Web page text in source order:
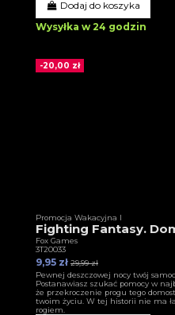
Dodaj do koszyka
Wysyłka w 24 godzin
-20,00 zł
Promocja Wakacyjna I
Fighting Fantasy.
Fox Games
3T20033
9,95 zł 29,99 zł
Pewnej deszczowej nocy twój
Postanawiasz szukać pomocy w
że przekroczenie progu tego
twoim życiu. W tej historii nie ma
rogiem.